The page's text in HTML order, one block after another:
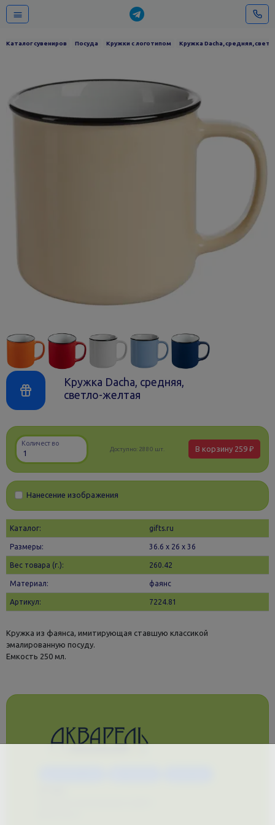
Каталог сувениров Посуда Кружки с логотипом Кружка Dacha, средняя,
Кружка Dacha, средняя,
светло-желтая
Количество
Доступно: 2880 шт. В корзину 259 ₽
Нанесение изображения
Каталог: gifts.ru
Размеры: 36.6 х 26 x 36
Вес товара (г.): 260.42
Материал: фаянс
Артикул: 7224.81
Кружка из фаянса, имитирующая ставшую классикой
эмалированную посуду.
Емкость 250 мл.